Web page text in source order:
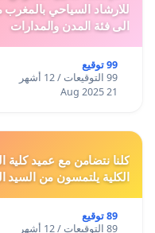
للارشاد السياحي بالمغرب
الى فئة المدن والمدارات
99 توقيع
99 التوقيعات / 12 أشهر
21 Aug 2025
كلنا نتضامن مع عميد كلية
الكلية يلتمسون من السيد
89 توقيع
89 التوقيعات / 12 أشهر